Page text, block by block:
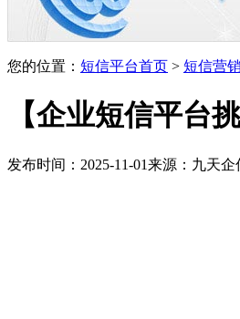
您的位置： 短信平台首页 > 短信营
【企业短信平台
发布时间： 2025-11-01来源： 九天企